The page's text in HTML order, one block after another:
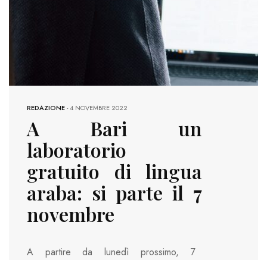
REDAZIONE-4 NOVEMBRE 2022
A Bari un
laboratorio
gratuito di lingua
araba: si parte il 7
novembre
A partire da lunedì prossimo, 7